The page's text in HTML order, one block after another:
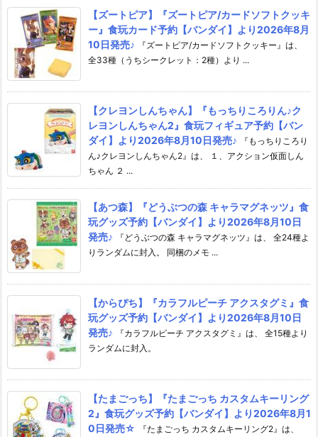
【ズートピア】『ズートピア/カードソフトクッキ
ー』食玩カード予約【バンダイ】より2026年8月
10日発売♪
『ズートピア/カードソフトクッキー』は、
全33種（うちシークレット：2種）より ...
【クレヨンしんちゃん】『もっちりころりん♪ク
レヨンしんちゃん2』食玩フィギュア予約【バン
ダイ】より2026年8月10日発売♪
『もっちりころり
ん♪クレヨンしんちゃん2』は、 １、アクション仮面しん
ちゃん ２ ...
【あつ森】『どうぶつの森 キャラマグネッツ』食
玩グッズ予約【バンダイ】より2026年8月10日
発売♪
『どうぶつの森 キャラマグネッツ』は、 全24種よ
りランダムに封入。 同梱のメモ ...
【からぴち】『カラフルピーチ アクスタグミ』食
玩グッズ予約【バンダイ】より2026年8月10日
発売♪
『カラフルピーチ アクスタグミ』は、 全15種より
ランダムに封入。
【たまごっち】『たまごっち カスタムキーリング
2』食玩グッズ予約【バンダイ】より2026年8月1
0日発売☆
『たまごっち カスタムキーリング2』は、